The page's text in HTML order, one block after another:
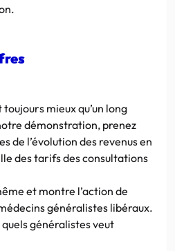
mieux qu’un long
démonstration, prenez
de l’évolution des revenus en
des tarifs des consultations
et montre l’action de
généralistes libéraux.
généralistes veut